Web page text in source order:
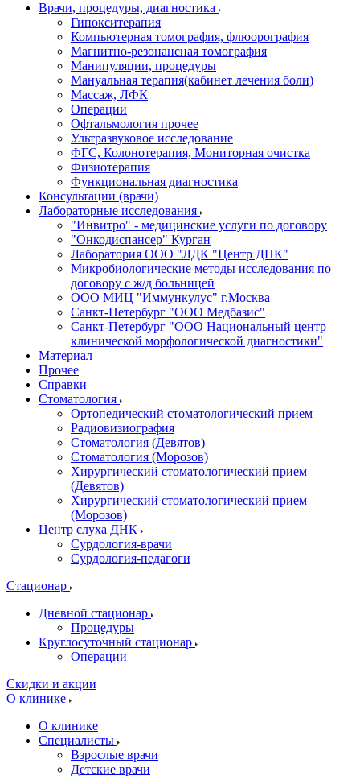
Врачи, процедуры, диагностика
Гипокситерапия
Компьютерная томография, флюорография
Магнитно-резонансная томография
Манипуляции, процедуры
Мануальная терапия(кабинет лечения боли)
Массаж, ЛФК
Операции
Офтальмология прочее
Ультразвуковое исследование
ФГС, Колонотерапия, Мониторная очистка
Физиотерапия
Функциональная диагностика
Консультации (врачи)
Лабораторные исследования
"Инвитро" - медицинские услуги по договору
"Онкодиспансер" Курган
Лаборатория ООО "ЛДК "Центр ДНК"
Микробиологические методы исследования по
договору с ж/д больницей
ООО МИЦ "Иммункулус" г.Москва
Санкт-Петербург "ООО Медбазис"
Санкт-Петербург "ООО Национальный центр
клинической морфологической диагностики"
Материал
Прочее
Справки
Стоматология
Ортопедический стоматологический прием
Радиовизиография
Стоматология (Девятов)
Стоматология (Морозов)
Хирургический стоматологический прием
(Девятов)
Хирургический стоматологический прием
(Морозов)
Центр слуха ДНК
Сурдология-врачи
Сурдология-педагоги
Стационар
Дневной стационар
Процедуры
Круглосуточный стационар
Операции
Скидки и акции
О клинике
О клинике
Специалисты
Взрослые врачи
Детские врачи